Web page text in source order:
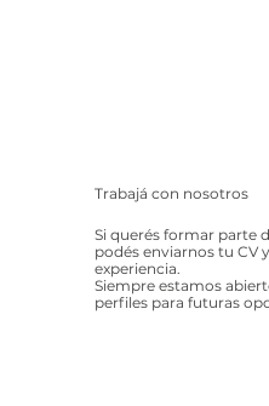
Trabajá con nosotros
Si querés formar parte
podés enviarnos tu CV
experiencia.
Siempre estamos
perfiles para futuras